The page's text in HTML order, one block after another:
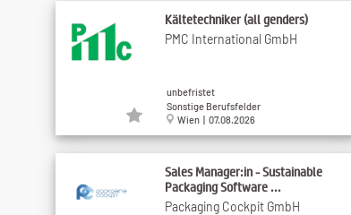
Kältetechniker (all genders)
PMC International GmbH
unbefristet
Sonstige Berufsfelder
Wien | 07.08.2026
Sales Manager:in - Sustainable
Packaging Software ...
Packaging Cockpit GmbH